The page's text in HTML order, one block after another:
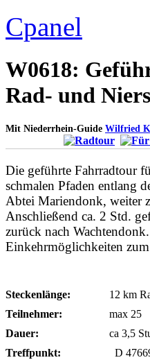
Cpanel
W0618:
Rad- und
Mit Niederrhein-Guide Wilfried
Die geführte Fahrradtour
schmalen Pfaden entlang
Abtei Mariendonk, weiter
Anschließend ca. 2 Std.
zurück nach
Einkehrmöglichkeiten
Steckenlänge:
12 km
Teilnehmer:
max 25
Dauer:
ca 3,5
Treffpunkt:
D